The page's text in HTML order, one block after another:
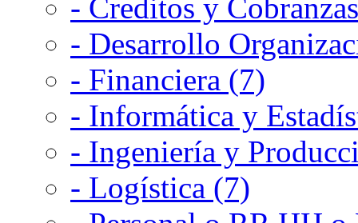
- Creditos y
- Desarrollo
- Financiera (7)
- Informática y
- Ingeniería y
- Logística (7)